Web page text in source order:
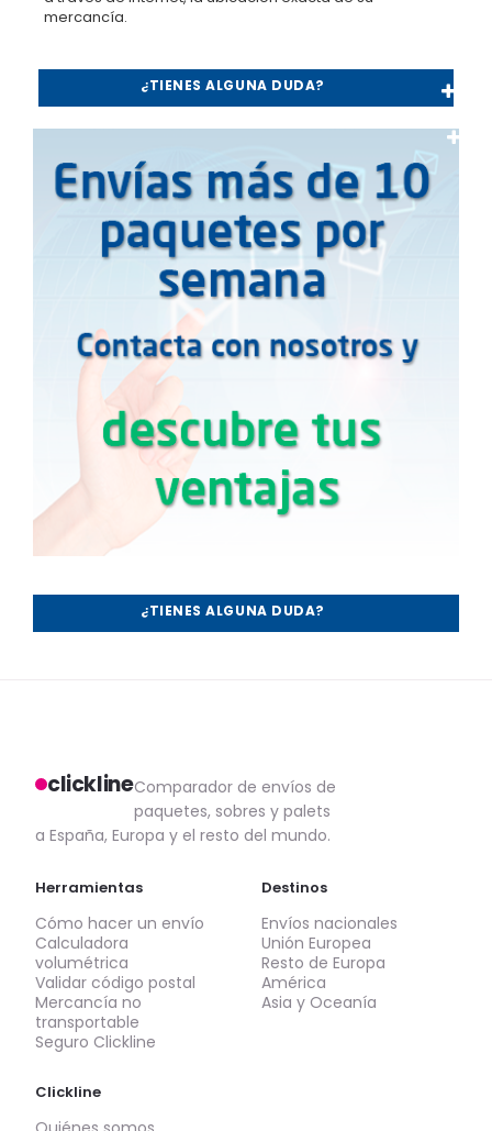
mercancía.
¿TIENES ALGUNA DUDA?
¿TIENES ALGUNA DUDA?
clicklineComparador de envíos de
paquetes, sobres y palets
a España, Europa y el resto del mundo.
Herramientas
Cómo hacer un envío
Calculadora
volumétrica
Validar código postal
Mercancía no
transportable
Seguro Clickline
Destinos
Envíos nacionales
Unión Europea
Resto de Europa
América
Asia y Oceanía
Clickline